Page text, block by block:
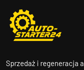
Sprzedaż i regeneracja